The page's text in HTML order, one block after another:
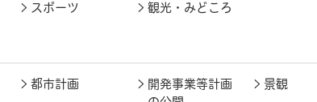
スポーツ 観光・みどころ
都市計画
開発事業等計画
景観